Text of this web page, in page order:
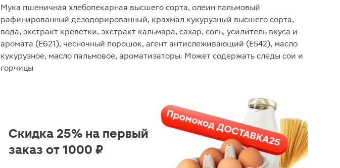
Мука пшеничная хлебопекарная высшего сорта, олеин пальмовый
рафинированный дезодорированный, крахмал кукурузный высшего сорта,
вода, экстракт креветки, экстракт кальмара, сахар, соль, усилитель вкуса и
аромата (Е621), чесночный порошок, агент антислеживающий (Е542), масло
кукурузное, масло пальмовое, ароматизаторы. Может содержать следы сои и
горчицы
Скидка 25% на первый
заказ от 1000 ₽